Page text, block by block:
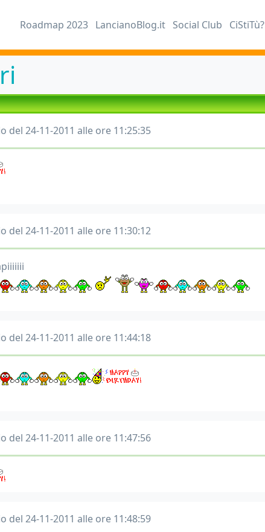
Roadmap 2023 LancianoBlog.it Social Club CiStiTù?
del 24-11-2011 alle ore 11:25:35
del 24-11-2011 alle ore 11:30:12
del 24-11-2011 alle ore 11:44:18
del 24-11-2011 alle ore 11:47:56
del 24-11-2011 alle ore 11:48:59